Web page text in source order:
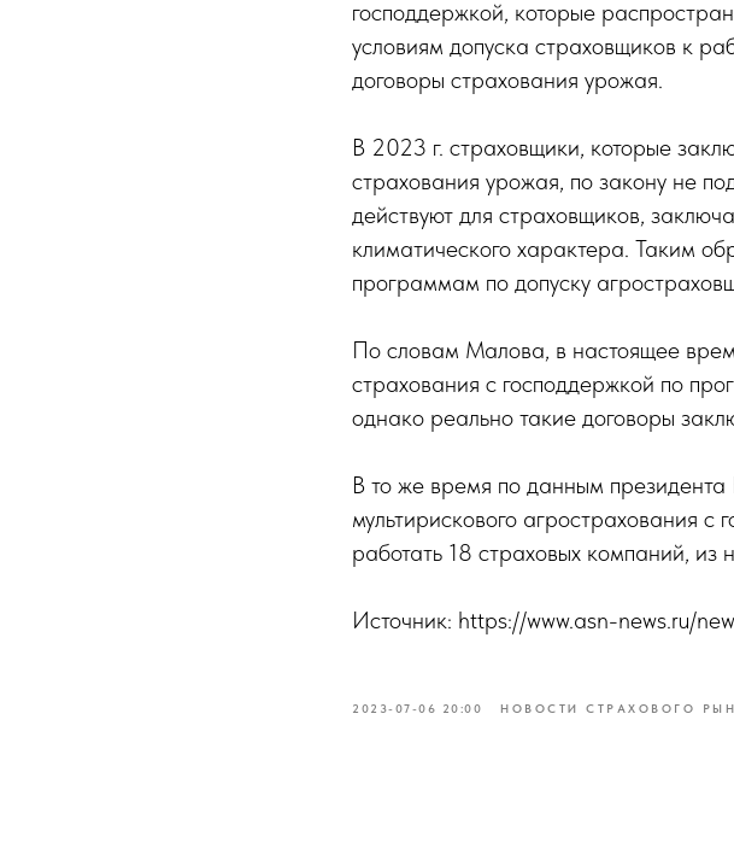
господдержкой, которые
условиям допуска страховщиков к
договоры страхования урожая.
В 2023 г. страховщики, которые
страхования урожая, по закону не
действуют для страховщиков,
климатического характера. Таким
программам по допуску
По словам Малова, в настоящее
страхования с господдержкой по
однако реально такие договоры
В то же время по данным
мультирискового агрострахования
работать 18 страховых компаний, из
Источник: https://www.asn-news.ru/
2023-07-06 20:00 НОВОСТИ СТРАХОВОГО